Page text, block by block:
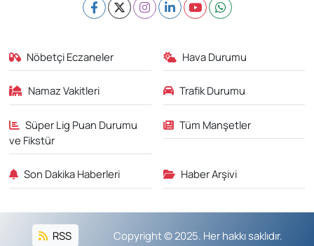
Nöbetçi Eczaneler Hava Durumu
Namaz Vakitleri Trafik Durumu
Süper Lig Puan Durumu
ve Fikstür
Tüm Manşetler
Son Dakika Haberleri Haber Arşivi
RSS Copyright © 2025. Her hakkı saklıdır.